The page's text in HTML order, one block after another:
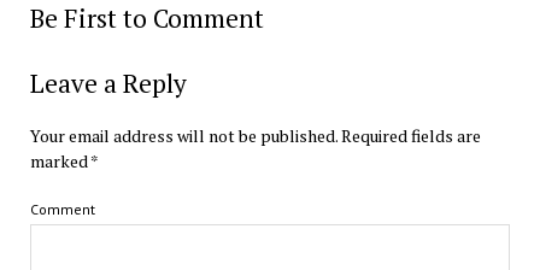
Be First to Comment
Leave a Reply
Your email address will not be published.Required fields are
marked*
Comment